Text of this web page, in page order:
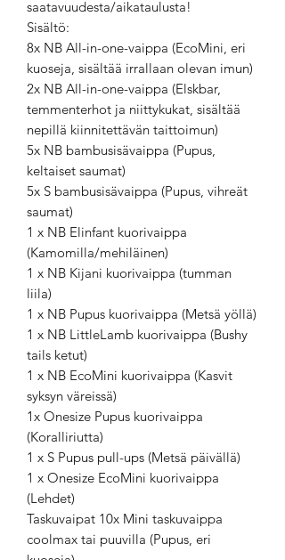
saatavuudesta/aikataulusta!
Sisältö:
8x NB All-in-one-vaippa (EcoMini, eri
kuoseja, sisältää irrallaan olevan imun)
2x NB All-in-one-vaippa (Elskbar,
temmenterhot ja niittykukat, sisältää
nepillä kiinnitettävän taittoimun)
5x NB bambusisävaippa (Pupus,
keltaiset saumat)
5x S bambusisävaippa (Pupus, vihreät
saumat)
1 x NB Elinfant kuorivaippa
(Kamomilla/mehiläinen)
1 x NB Kijani kuorivaippa (tumman
liila)
1 x NB Pupus kuorivaippa (Metsä yöllä)
1 x NB LittleLamb kuorivaippa (Bushy
tails ketut)
1 x NB EcoMini kuorivaippa (Kasvit
syksyn väreissä)
1x Onesize Pupus kuorivaippa
(Koralliriutta)
1 x S Pupus pull-ups (Metsä päivällä)
1 x Onesize EcoMini kuorivaippa
(Lehdet)
Taskuvaipat 10x Mini taskuvaippa
coolmax tai puuvilla (Pupus, eri